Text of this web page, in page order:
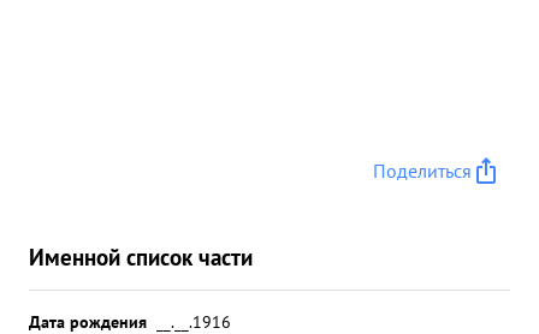
Поделиться
Именной список части
Дата рождения
__.__.1916